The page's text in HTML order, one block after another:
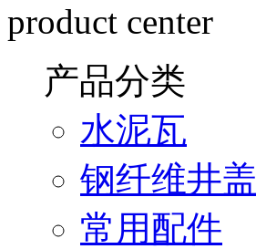
product center
产品分类
水泥瓦
钢纤维井盖
常用配件